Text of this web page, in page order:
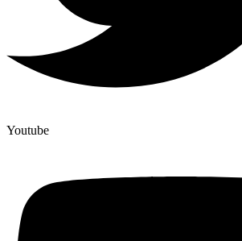
Youtube